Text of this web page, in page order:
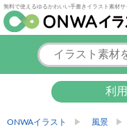
無料で使えるゆるかわいい手書きイラスト素材サ
利
ONWAイラスト 風景